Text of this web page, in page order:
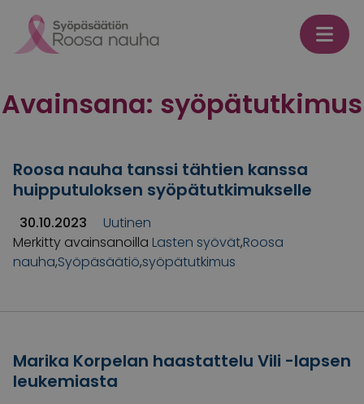
Avainsana: syöpätutkimus
Roosa nauha tanssi tähtien kanssa
huipputuloksen syöpätutkimukselle
30.10.2023
Uutinen
Merkitty avainsanoilla Lasten syövät,Roosa
nauha,Syöpäsäätiö,syöpätutkimus
Marika Korpelan haastattelu Vili -lapsen
leukemiasta